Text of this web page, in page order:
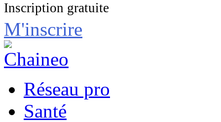
Inscription gratuite
M'inscrire
Réseau pro
Santé